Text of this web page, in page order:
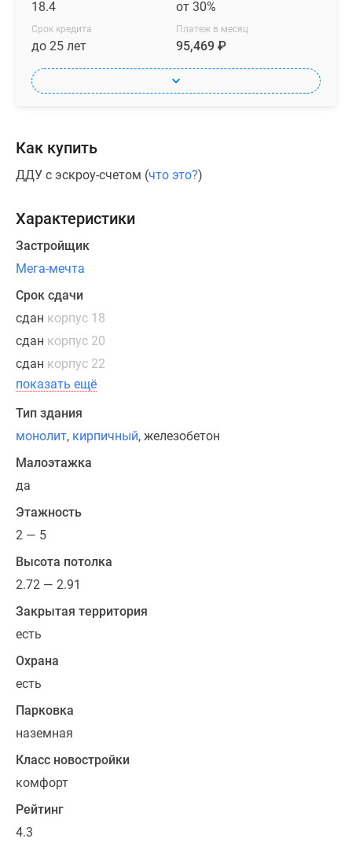
Окна
всех
лотах
остекленных
лоджий
вид
на
окружающую
Будущим
жителям
доступно
5
разных
дизайнерской
отделки,
также
квартиры
в
черновой
предчистовой
отделке.
Продажа
жилья
в
живописном
комфортабельном
комплексе
«Мечта»
по
100%
предоплате
18.4 от 30%
Срок кредита
до 25 лет
Платеж в месяц
95,469 ₽
Как купить
ДДУ с эскроу-счетом (что это?)
Характеристики
Застройщик
Мега-мечта
Срок сдачи
сдан корпус 18
сдан корпус 20
сдан корпус 22
показать ещё
Тип здания
монолит, кирпичный, железобетон
Малоэтажка
да
Этажность
2 — 5
Высота потолка
2.72 — 2.91
Закрытая территория
есть
Охрана
есть
Парковка
наземная
Класс новостройки
комфорт
Рейтинг
4.3